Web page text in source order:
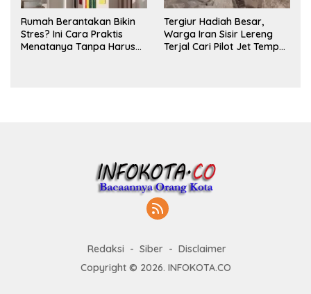
Rumah Berantakan Bikin
Stres? Ini Cara Praktis
Menatanya Tanpa Harus
Tergiur Hadiah Besar,
Warga Iran Sisir Lereng
Terjal Cari Pilot Jet Tempur
Redaksi Siber
Disclaimer
Copyright © 2026. INFOKOTA.CO